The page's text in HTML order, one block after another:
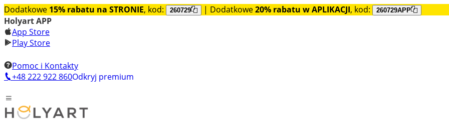
Dodatkowe 15% rabatu na STRONIE, kod: 260729 | Dodatkowe20% rabatu w APLIKACJI, kod: 260729APP
Holyart APP
App Store
Play Store
Pomoc i Kontakty
+48 222 922 860Odkryj premium